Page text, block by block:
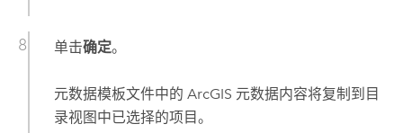
单击确定。
元数据模板文件中的 ArcGIS 元数据内容将复制到目
录视图中已选择的项目。